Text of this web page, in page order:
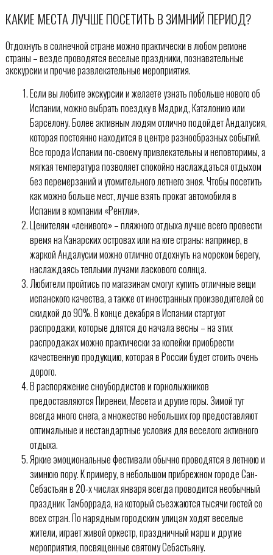
КАКИЕ МЕСТА ЛУЧШЕ ПОСЕТИТЬ В ЗИМНИЙ ПЕРИОД?
Отдохнуть в солнечной стране можно практически в любом регионе
страны – везде проводятся веселые праздники, познавательные
экскурсии и прочие развлекательные мероприятия.
Если вы любите экскурсии и желаете узнать побольше нового об
Испании, можно выбрать поездку в Мадрид, Каталонию или
Барселону. Более активным людям отлично подойдет Андалусия,
которая постоянно находится в центре разнообразных событий.
Все города Испании по-своему привлекательны и неповторимы, а
мягкая температура позволяет спокойно наслаждаться отдыхом
без перемерзаний и утомительного летнего зноя. Чтобы посетить
как можно больше мест, лучше взять прокат автомобиля в
Испании в компании «Рентли».
Ценителям «ленивого» – пляжного отдыха лучше всего провести
время на Канарских островах или на юге страны: например, в
жаркой Андалусии можно отлично отдохнуть на морском берегу,
наслаждаясь теплыми лучами ласкового солнца.
Любители пройтись по магазинам смогут купить отличные вещи
испанского качества, а также от иностранных производителей со
скидкой до 90%. В конце декабря в Испании стартуют
распродажи, которые длятся до начала весны – на этих
распродажах можно практически за копейки приобрести
качественную продукцию, которая в России будет стоить очень
дорого.
В распоряжение сноубордистов и горнолыжников
предоставляются Пиренеи, Месета и другие горы. Зимой тут
всегда много снега, а множество небольших гор предоставляют
оптимальные и нестандартные условия для веселого активного
отдыха.
Яркие эмоциональные фестивали обычно проводятся в летнюю и
зимнюю пору. К примеру, в небольшом прибрежном городе Сан-
Себастьян в 20-х числах января всегда проводится необычный
праздник Тамборрада, на который съезжаются тысячи гостей со
всех стран. По нарядным городским улицам ходят веселые
жители, играет живой оркестр, праздничный марш и другие
мероприятия, посвященные святому Себастьяну.